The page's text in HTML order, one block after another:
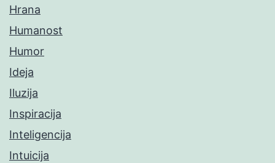
Hrana
Humanost
Humor
Ideja
Iluzija
Inspiracija
Inteligencija
Intuicija